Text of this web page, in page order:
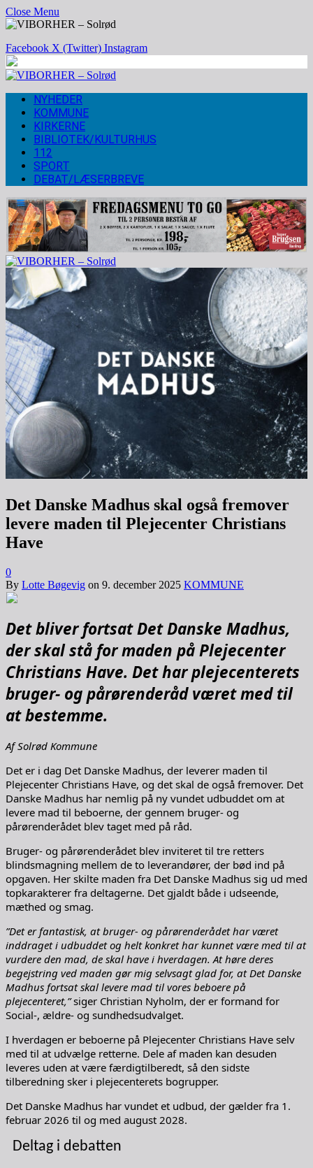
Close Menu
Facebook X (Twitter) Instagram
NYHEDER
KOMMUNE
KIRKERNE
BIBLIOTEK/KULTURHUS
112
SPORT
DEBAT/LÆSERBREVE
Det Danske Madhus skal også fremover
levere maden til Plejecenter Christians
Have
0
By Lotte Bøgevig on 9. december 2025 KOMMUNE
Det bliver fortsat Det Danske Madhus,
der skal stå for maden på Plejecenter
Christians Have. Det har plejecenterets
bruger- og pårørenderåd været med til
at bestemme.
Af Solrød Kommune
Det er i dag Det Danske Madhus, der leverer maden til
Plejecenter Christians Have, og det skal de også fremover. Det
Danske Madhus har nemlig på ny vundet udbuddet om at
levere mad til beboerne, der gennem bruger- og
pårørenderådet blev taget med på råd.
Bruger- og pårørenderådet blev inviteret til tre retters
blindsmagning mellem de to leverandører, der bød ind på
opgaven. Her skilte maden fra Det Danske Madhus sig ud med
topkarakterer fra deltagerne. Det gjaldt både i udseende,
mæthed og smag.
”Det er fantastisk, at bruger- og pårørenderådet har været
inddraget i udbuddet og helt konkret har kunnet være med til at
vurdere den mad, de skal have i hverdagen. At høre deres
begejstring ved maden gør mig selvsagt glad for, at Det Danske
Madhus fortsat skal levere mad til vores beboere på
plejecenteret,”siger Christian Nyholm, der er formand for
Social-, ældre- og sundhedsudvalget.
I hverdagen er beboerne på Plejecenter Christians Have selv
med til at udvælge retterne. Dele af maden kan desuden
leveres uden at være færdigtilberedt, så den sidste
tilberedning sker i plejecenterets bogrupper.
Det Danske Madhus har vundet et udbud, der gælder fra 1.
februar 2026 til og med august 2028.
Deltag i debatten